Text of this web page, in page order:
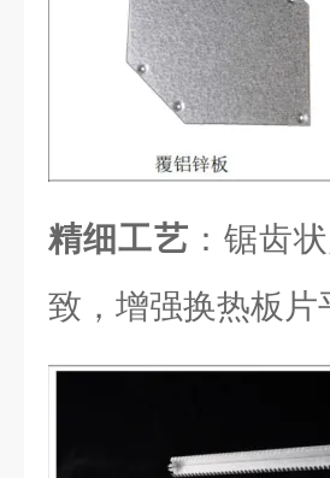
精细工艺 ：锯齿
致，增强换热板